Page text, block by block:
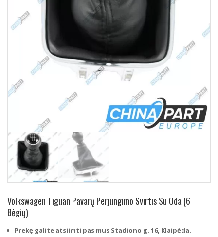
Volkswagen Tiguan Pavarų Perjungimo Svirtis Su Oda (6
Bėgių)
Prekę galite atsiimti pas mus Stadiono g. 16, Klaipėda.